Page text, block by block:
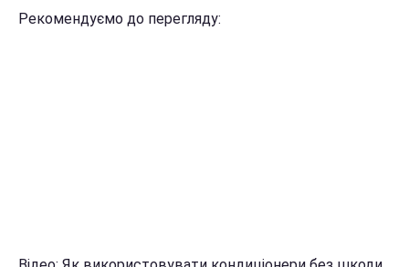
Рекомендуємо до перегляду: